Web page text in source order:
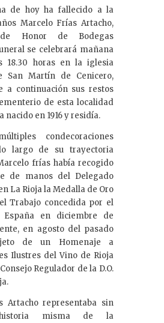
e
dI
n
de hoy ha fallecido a la
Marcelo Frías Artacho,
Honor de Bodegas
se celebrará mañana
18.30 horas en la iglesia
San Martín de Cenicero,
a continuación sus restos
de esta localidad
nacido en 1916 y residía.
condecoraciones
largo de su trayectoria
frías había recogido
de manos del Delegado
La Rioja la Medalla de Oro
Trabajo concedida por el
España en diciembre de
en agosto del pasado
de un Homenaje a
Ilustres del Vino de Rioja
Regulador de la D.O.
Artacho representaba sin
misma de la